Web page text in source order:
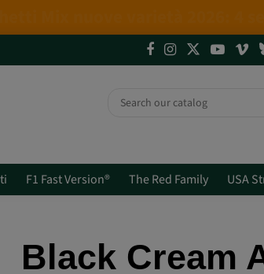
F1 Fast Version® The Red Family USA
Black Cream